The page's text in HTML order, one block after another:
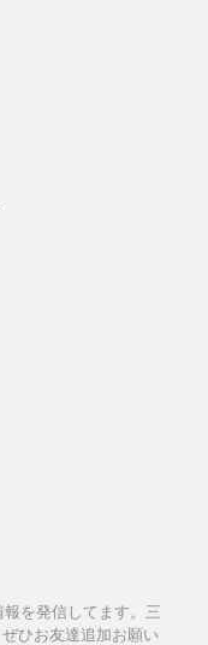
を発信してます。三
ひお友達追加お願い